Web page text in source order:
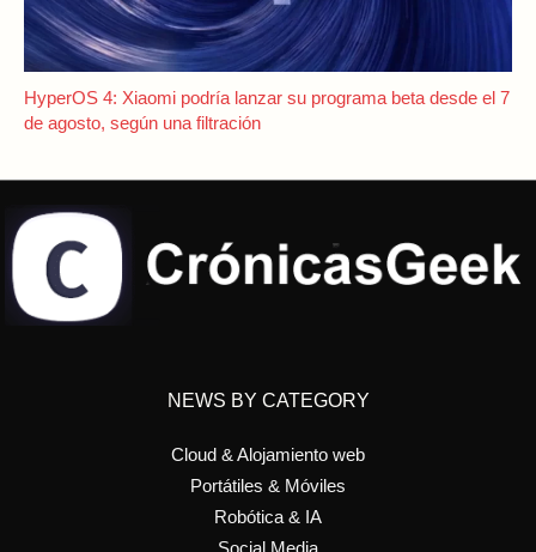
HyperOS 4: Xiaomi podría lanzar su programa beta desde el 7
de agosto, según una filtración
NEWS BY CATEGORY
Cloud & Alojamiento web
Portátiles & Móviles
Robótica & IA